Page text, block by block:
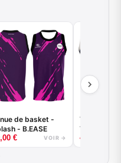
de basket -
- B.EASE
€ VOIR →
Tenue de
Tiger -
49,00